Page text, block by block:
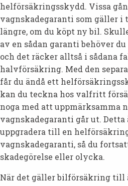
helförsäkringsskydd. Vissa
vagnskadegaranti som gäller i
längre, om du köpt ny bil.
av en sådan garanti behöver
och det räcker alltså i sådana
halvförsäkring. Med den
får du ändå ett
kan du teckna hos valfritt
noga med att uppmärksamma
vagnskadegaranti går ut. Detta
uppgradera till en
vagnskadegaranti, så du
skadegörelse eller olycka.
När det gäller bilförsäkring till